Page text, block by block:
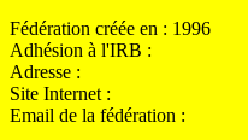
Fédération créée en : 1996
Adhésion à l'IRB :
Adresse :
Site Internet :
Email de la fédération :